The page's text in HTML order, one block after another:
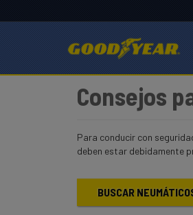
Consejos
Para conducir con
deben estar debidamente
BUSCAR